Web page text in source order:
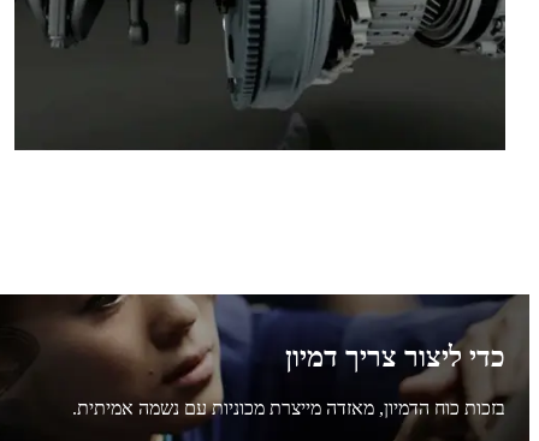
כדי ליצור צריך דמיון
בזכות כוח הדמיון, מאזדה מייצרת מכוניות עם נשמה אמיתית.